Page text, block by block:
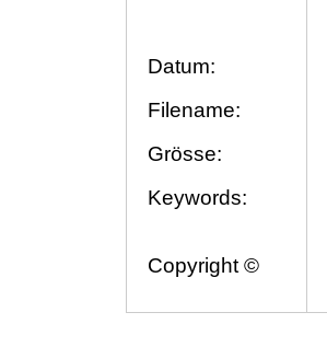
Datum:
Filename:
Grösse:
Keywords:
Copyright ©